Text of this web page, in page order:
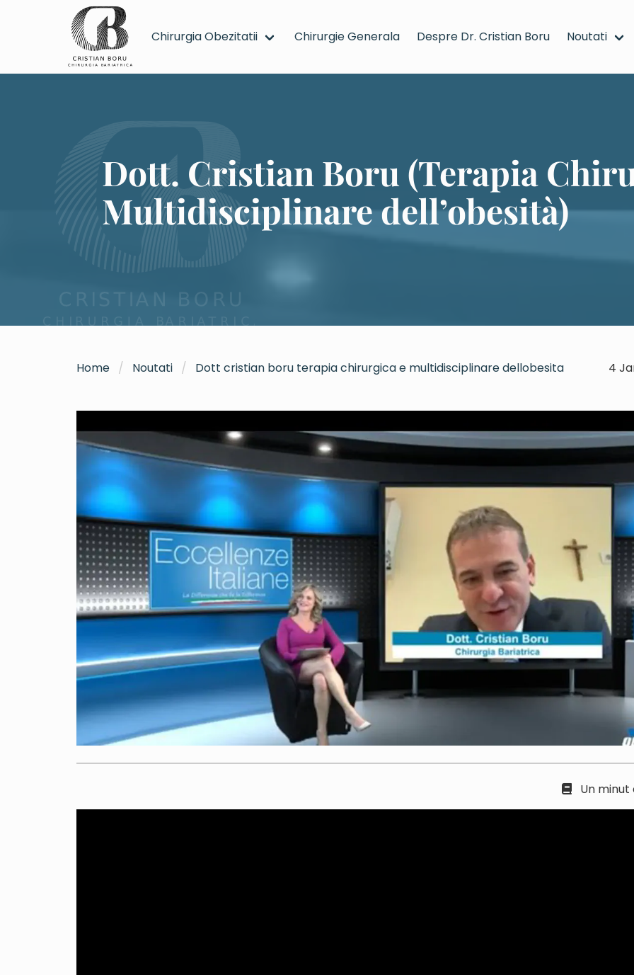
Dott. Cristian Boru (Terapia Chirurgica e Multidisciplinare dell’obesità) - mergi la pagina principala
Chirurgia Obezitatii Chirurgie Generala Despre Dr. Cristian Boru Noutati
Dott. Cristian Boru (Terapia
Multidisciplinare dell’obesità)
Home Noutati Dott cristian boru terapia chirurgica e multidisciplinare dellobesita 4
Un